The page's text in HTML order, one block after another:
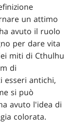
un attimo
avuto il ruolo
per dare vita
miti di Cthulhu
di
esseri antichi,
si può
avuto l'idea di
colorata.